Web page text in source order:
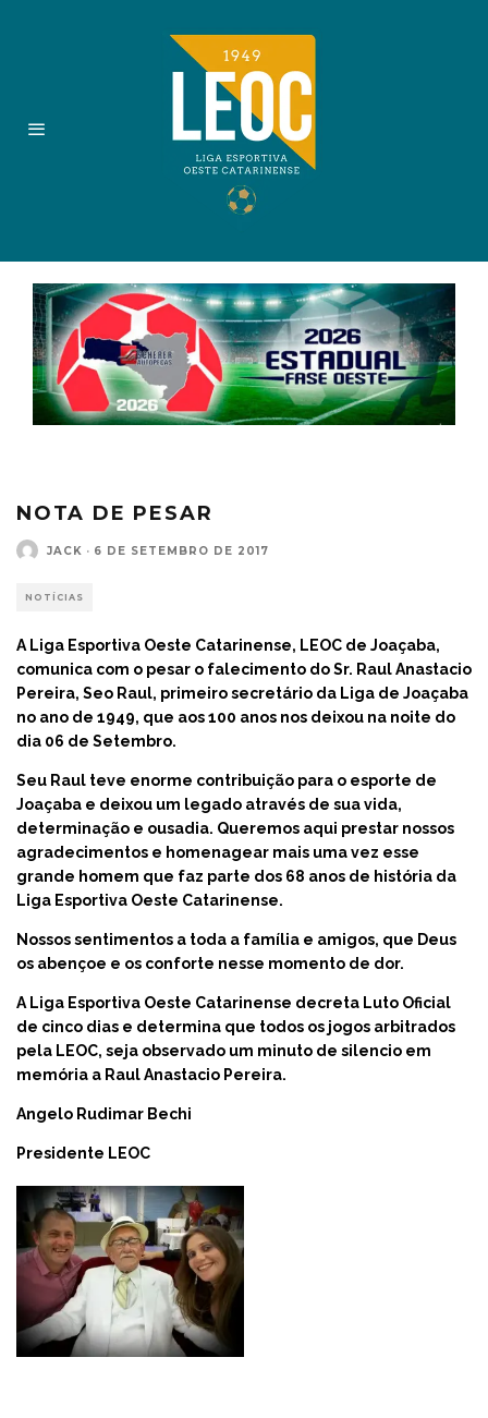
NOTA DE PESAR
JACK · 6 DE SETEMBRO DE 2017
NOTÍCIAS
A Liga Esportiva Oeste Catarinense, LEOC de Joaçaba,
comunica com o pesar o falecimento do Sr. Raul Anastacio
Pereira, Seo Raul, primeiro secretário da Liga de Joaçaba
no ano de 1949, que aos 100 anos nos deixou na noite do
dia 06 de Setembro.
Seu Raul teve enorme contribuição para o esporte de
Joaçaba e deixou um legado através de sua vida,
determinação e ousadia. Queremos aqui prestar nossos
agradecimentos e homenagear mais uma vez esse
grande homem que faz parte dos 68 anos de história da
Liga Esportiva Oeste Catarinense.
Nossos sentimentos a toda a família e amigos, que Deus
os abençoe e os conforte nesse momento de dor.
A Liga Esportiva Oeste Catarinense decreta Luto Oficial
de cinco dias e determina que todos os jogos arbitrados
pela LEOC, seja observado um minuto de silencio em
memória a Raul Anastacio Pereira.
Angelo Rudimar Bechi
Presidente LEOC